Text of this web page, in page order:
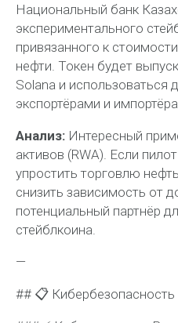
Национальный банк
экспериментального
привязанного к
нефти. Токен будет
Solana и использоваться
экспортёрами и
Анализ: Интересный
активов (RWA). Если
упростить торговлю
снизить зависимость от
потенциальный партнёр
стейблкоина.
—
## 📋